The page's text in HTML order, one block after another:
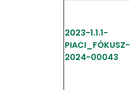
2023-1.1.1-
PIACI_FÓKUSZ-
2024-00043